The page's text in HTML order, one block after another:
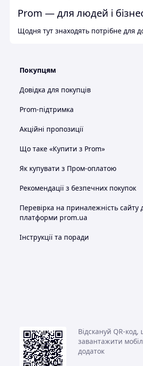
Prom — для людей і
Щодня тут знаходять потрібне для
Покупцям
Довідка для покупців
Prom-підтримка
Акційні пропозиції
Що таке «Купити з Prom»
Як купувати з Пром-оплатою
Рекомендації з безпечних покупок
Перевірка на приналежність сайту
платформи prom.ua
Інструкції та поради
Відскануй QR-код,
завантажити
додаток